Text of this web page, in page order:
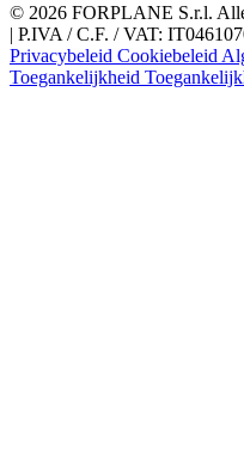
© 2026 FORPLANE S.r.l.
| P.IVA / C.F. / VAT:
Privacybeleid Cookiebeleid
Toegankelijkheid